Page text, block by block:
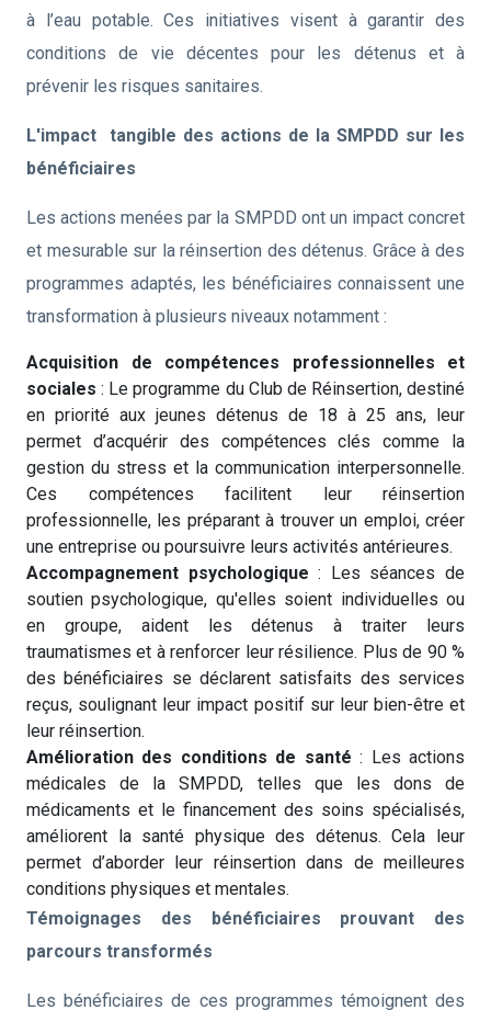
à l’eau potable. Ces initiatives visent à garantir des
conditions de vie décentes pour les détenus et à
prévenir les risques sanitaires.
L'impact tangible des actions de la SMPDD sur les
bénéficiaires
Les actions menées par la SMPDD ont un impact concret
et mesurable sur la réinsertion des détenus. Grâce à des
programmes adaptés, les bénéficiaires connaissent une
transformation à plusieurs niveaux notamment :
Acquisition de compétences professionnelles et
sociales : Le programme du Club de Réinsertion, destiné
en priorité aux jeunes détenus de 18 à 25 ans, leur
permet d’acquérir des compétences clés comme la
gestion du stress et la communication interpersonnelle.
Ces compétences facilitent leur réinsertion
professionnelle, les préparant à trouver un emploi, créer
une entreprise ou poursuivre leurs activités antérieures.
Accompagnement psychologique : Les séances de
soutien psychologique, qu'elles soient individuelles ou
en groupe, aident les détenus à traiter leurs
traumatismes et à renforcer leur résilience. Plus de 90 %
des bénéficiaires se déclarent satisfaits des services
reçus, soulignant leur impact positif sur leur bien-être et
leur réinsertion.
Amélioration des conditions de santé : Les actions
médicales de la SMPDD, telles que les dons de
médicaments et le financement des soins spécialisés,
améliorent la santé physique des détenus. Cela leur
permet d’aborder leur réinsertion dans de meilleures
conditions physiques et mentales.
Témoignages des bénéficiaires prouvant des
parcours transformés
Les bénéficiaires de ces programmes témoignent des